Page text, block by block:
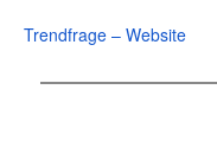
Trendfrage – Website